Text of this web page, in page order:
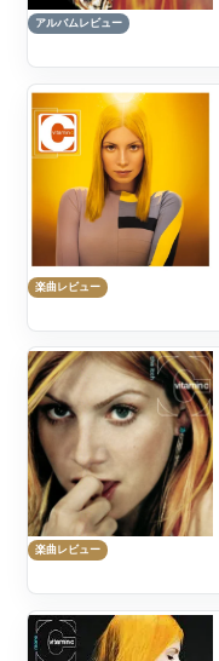
アルバムレビュー
楽曲レビュー
楽曲レビュー